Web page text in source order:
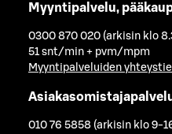
Myyntipalvelu,
0300 870 020 (arkisin klo
51 snt/min + pvm/mpm
Myyntipalveluiden
010 76 5858 (arkisin klo 9-